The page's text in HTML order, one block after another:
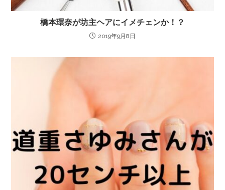
橋本環奈が坊主ヘアにイメチェンか！？
2019年9月8日